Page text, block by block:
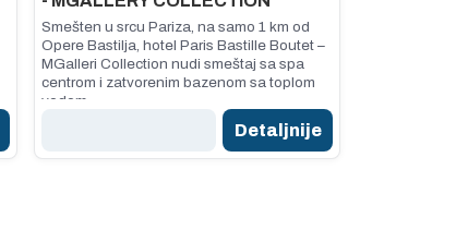
Smešten u srcu Pariza, na samo 1 km od
Opere Bastilja, hotel Paris Bastille Boutet –
MGalleri Collection nudi smeštaj sa spa
centrom i zatvorenim bazenom sa toplom
vodom.
Detaljnije